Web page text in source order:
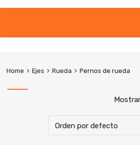
Home Ejes Rueda Pernos de rueda